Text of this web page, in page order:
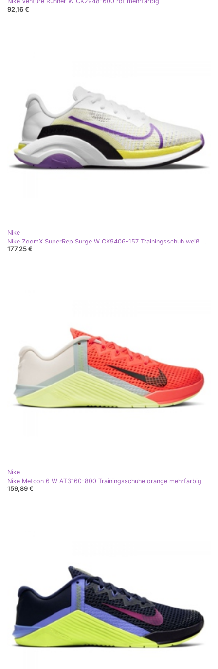
92,16 €
Nike
Nike ZoomX SuperRep Surge W CK9406-157 Trainingsschuh weiß mehrfarbig
177,25 €
Nike
Nike Metcon 6 W AT3160-800 Trainingsschuhe orange mehrfarbig
159,89 €